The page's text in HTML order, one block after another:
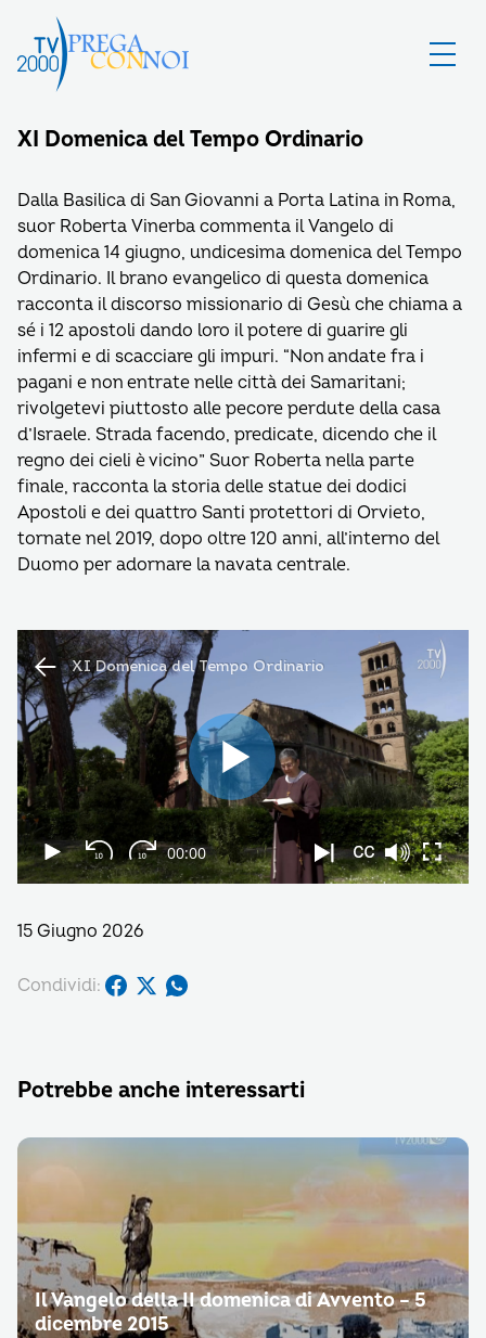
XI Domenica del Tempo Ordinario
Dalla Basilica di San Giovanni a Porta Latina in Roma,
suor Roberta Vinerba commenta il Vangelo di
domenica 14 giugno, undicesima domenica del Tempo
Ordinario. Il brano evangelico di questa domenica
racconta il discorso missionario di Gesù che chiama a
sé i 12 apostoli dando loro il potere di guarire gli
infermi e di scacciare gli impuri. “Non andate fra i
pagani e non entrate nelle città dei Samaritani;
rivolgetevi piuttosto alle pecore perdute della casa
d’Israele. Strada facendo, predicate, dicendo che il
regno dei cieli è vicino” Suor Roberta nella parte
finale, racconta la storia delle statue dei dodici
Apostoli e dei quattro Santi protettori di Orvieto,
tornate nel 2019, dopo oltre 120 anni, all’interno del
Duomo per adornare la navata centrale.
15 Giugno 2026
Condividi:
Potrebbe anche interessarti
Il Vangelo della II domenica di Avvento – 5
dicembre 2015